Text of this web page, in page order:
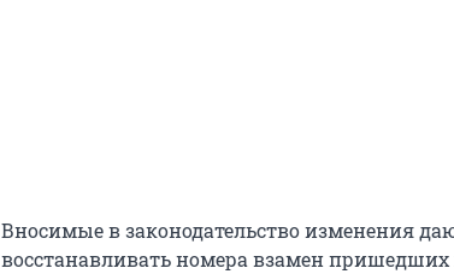
Вносимые в законодательство изменения
восстанавливать номера взамен пришедших